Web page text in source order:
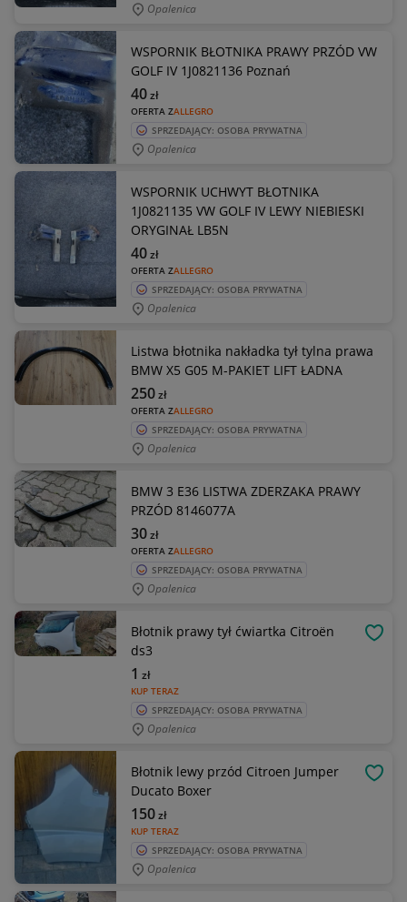
Opalenica
WSPORNIK BŁOTNIKA PRAWY PRZÓD VW
GOLF IV 1J0821136 Poznań
OFERTA ZALLEGRO
40zł
SPRZEDAJĄCY: OSOBA PRYWATNA
Opalenica
WSPORNIK UCHWYT BŁOTNIKA
1J0821135 VW GOLF IV LEWY NIEBIESKI
ORYGINAŁ LB5N
OFERTA ZALLEGRO
40zł
SPRZEDAJĄCY: OSOBA PRYWATNA
Opalenica
Listwa błotnika nakładka tył tylna prawa
BMW X5 G05 M-PAKIET LIFT ŁADNA
OFERTA ZALLEGRO
250zł
SPRZEDAJĄCY: OSOBA PRYWATNA
Opalenica
BMW 3 E36 LISTWA ZDERZAKA PRAWY
PRZÓD 8146077A
OFERTA ZALLEGRO
30zł
SPRZEDAJĄCY: OSOBA PRYWATNA
Opalenica
Błotnik prawy tył ćwiartka Citroën
ds3
KUP TERAZ
1 zł
SPRZEDAJĄCY: OSOBA PRYWATNA
Opalenica
Błotnik lewy przód Citroen Jumper
Ducato Boxer
KUP TERAZ
150zł
SPRZEDAJĄCY: OSOBA PRYWATNA
Opalenica